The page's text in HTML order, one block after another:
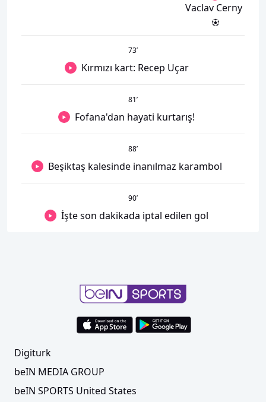
Vaclav Cerny
73’
Kırmızı kart: Recep Uçar
81’
Fofana'dan hayati kurtarış!
88’
Beşiktaş kalesinde inanılmaz karambol
90’
İşte son dakikada iptal edilen gol
Digiturk
beIN MEDIA GROUP
beIN SPORTS United States